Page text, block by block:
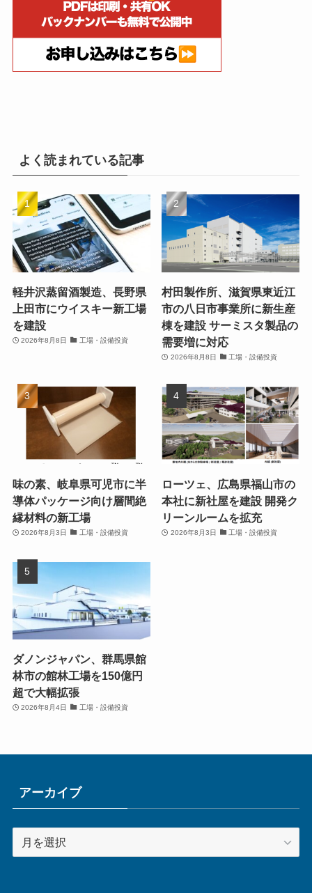
よく読まれている記事
軽井沢蒸留酒製造、長野県
上田市にウイスキー新工場
を建設
2026年8月8日 工場・設備投資
村田製作所、滋賀県東近江
市の八日市事業所に新生産
棟を建設 サーミスタ製品の
需要増に対応
2026年8月8日 工場・設備投資
味の素、岐阜県可児市に半
導体パッケージ向け層間絶
縁材料の新工場
2026年8月3日 工場・設備投資
ローツェ、広島県福山市の
本社に新社屋を建設 開発ク
リーンルームを拡充
2026年8月3日 工場・設備投資
ダノンジャパン、群馬県館
林市の館林工場を150億円
超で大幅拡張
2026年8月4日 工場・設備投資
アーカイブ
ー